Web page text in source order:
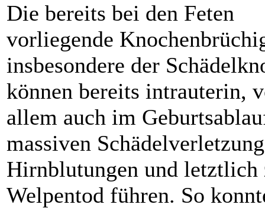
Die bereits bei den Feten
vorliegende
insbesondere der
können bereits intrauterin,
allem auch im
massiven
Hirnblutungen und letztlich
Welpentod führen. So